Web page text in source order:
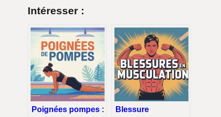
Intéresser :
Poignées pompes :
Blessure